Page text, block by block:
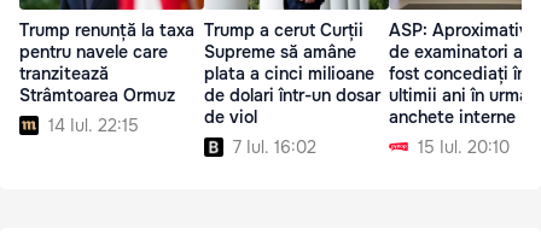
Trump renunță la taxa
pentru navele care
tranzitează
Strâmtoarea Ormuz
14 Iul. 22:15
Trump a cerut Curții
Supreme să amâne
plata a cinci milioane
de dolari într-un dosar
de viol
7 Iul. 16:02
ASP: Aproximativ
de examinatori
fost concediați în
ultimii ani în urma
anchete interne
15 Iul. 20:10